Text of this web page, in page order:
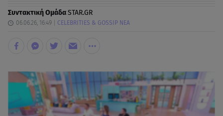
Συντακτική ΟμάδαSTAR.GR
06.06.26, 16:49 CELEBRITIES & GOSSIP ΝΕΑ